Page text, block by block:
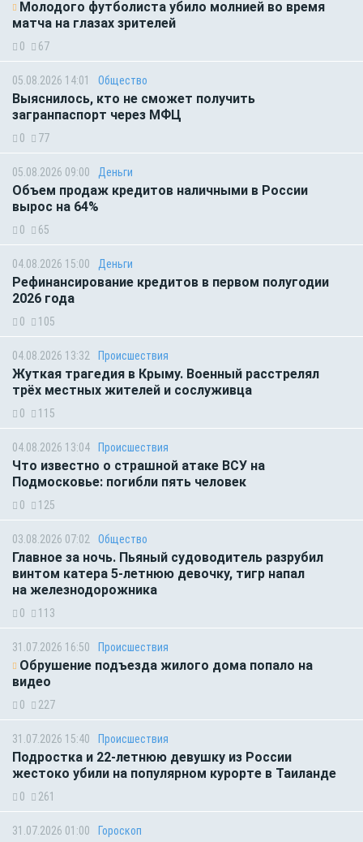
Молодого футболиста убило молнией во время
матча на глазах зрителей
0 67
05.08.2026 14:01 Общество
Выяснилось, кто не сможет получить
загранпаспорт через МФЦ
0 77
05.08.2026 09:00 Деньги
Объем продаж кредитов наличными в России
вырос на 64%
0 65
04.08.2026 15:00 Деньги
Рефинансирование кредитов в первом полугодии
2026 года
0 105
04.08.2026 13:32 Происшествия
Жуткая трагедия в Крыму. Военный расстрелял
трёх местных жителей и сослуживца
0 115
04.08.2026 13:04 Происшествия
Что известно о страшной атаке ВСУ на
Подмосковье: погибли пять человек
0 125
03.08.2026 07:02 Общество
Главное за ночь. Пьяный судоводитель разрубил
винтом катера 5-летнюю девочку, тигр напал
на железнодорожника
0 113
31.07.2026 16:50 Происшествия
Обрушение подъезда жилого дома попало на
видео
0 227
31.07.2026 15:40 Происшествия
Подростка и 22-летнюю девушку из России
жестоко убили на популярном курорте в Таиланде
0 261
31.07.2026 01:00 Гороскоп